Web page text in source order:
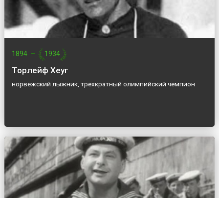
1894 — 1934
Торлейф Хеуг
норвежский лыжник, трехкратный олимпийский чемпион